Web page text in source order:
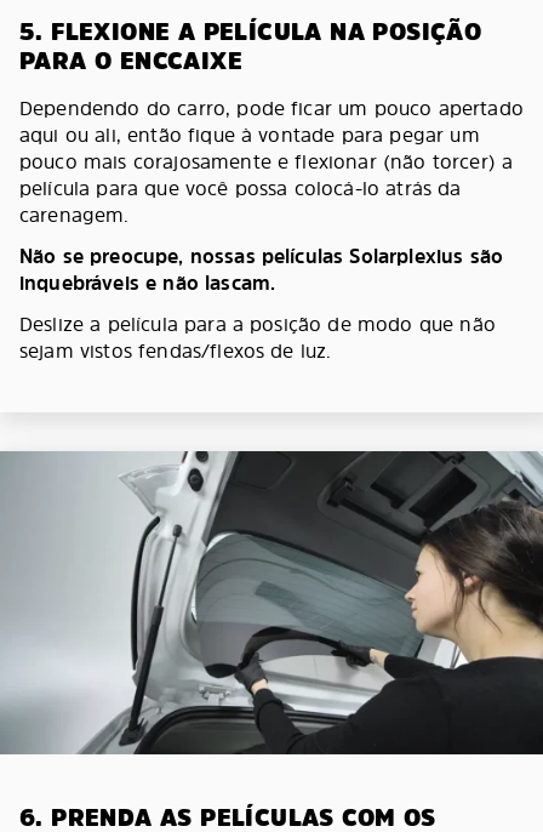
5. FLEXIONE A PELÍCULA NA POSIÇÃO
PARA O ENCCAIXE
Dependendo do carro, pode ficar um pouco apertado
aqui ou ali, então fique à vontade para pegar um
pouco mais corajosamente e flexionar (não torcer) a
película para que você possa colocá-lo atrás da
carenagem.
Não se preocupe, nossas películas Solarplexius são
inquebráveis e não lascam.
Deslize a película para a posição de modo que não
sejam vistos fendas/flexos de luz.
6. PRENDA AS PELÍCULAS COM OS